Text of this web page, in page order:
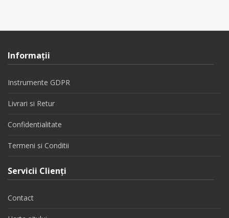
Informaţii
Instrumente GDPR
Livrari si Retur
Confidentialitate
Termeni si Conditii
Servicii Clienţi
Contact